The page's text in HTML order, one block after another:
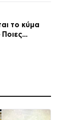
το κύμα